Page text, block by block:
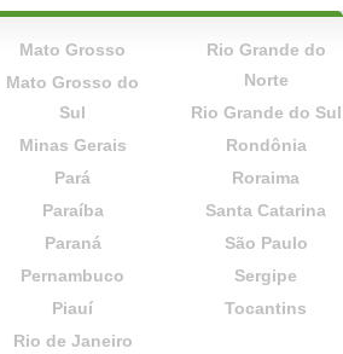
Mato Grosso
Mato Grosso do
Sul
Minas Gerais
Pará
Paraíba
Paraná
Pernambuco
Piauí
Rio de Janeiro
Rio Grande do
Norte
Rio Grande do Sul
Rondônia
Roraima
Santa Catarina
São Paulo
Sergipe
Tocantins